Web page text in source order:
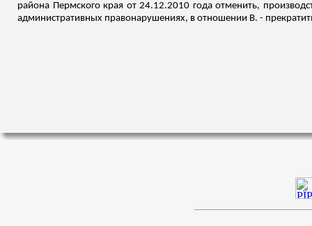
района Пермского края от 24.12.2010 года отменить,
административных правонарушениях, в отношении В. -